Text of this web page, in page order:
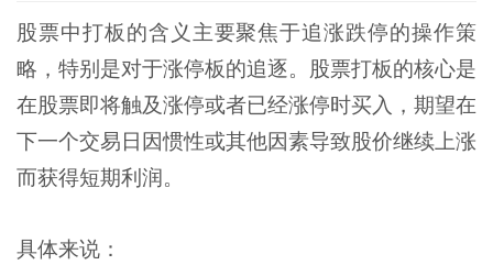
股票中打板的含义主要聚焦于追涨跌停的操作策
略，特别是对于涨停板的追逐。股票打板的核心是
在股票即将触及涨停或者已经涨停时买入，期望在
下一个交易日因惯性或其他因素导致股价继续上涨
而获得短期利润。
具体来说：